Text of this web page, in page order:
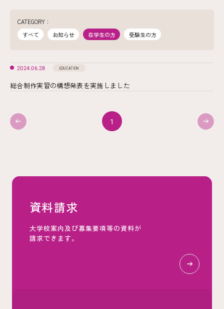
CATEGORY ：
すべて
お知らせ 在学生の方 受験生の方
2024.06.28 EDUCATION
総合制作実習の構想発表を実施しました
1
資料請求
大学校案内及び募集要項等の資料が
請求できます。